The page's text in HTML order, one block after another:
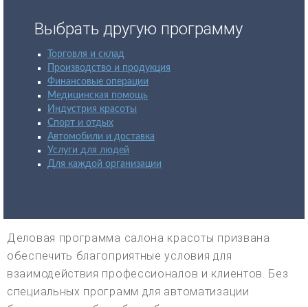
Выбрать другую программу
Торговля и склад
Производство и продукция
Финансовые операции
Медицинская помощь
Индустрия красоты
Спорт и отдых
Автомобили и доставка
Услуги для людей
Для каждой организации
Деловая программа салона красоты призвана
обеспечить благоприятные условия для
взаимодействия профессионалов и клиентов. Без
специальных программ для автоматизации